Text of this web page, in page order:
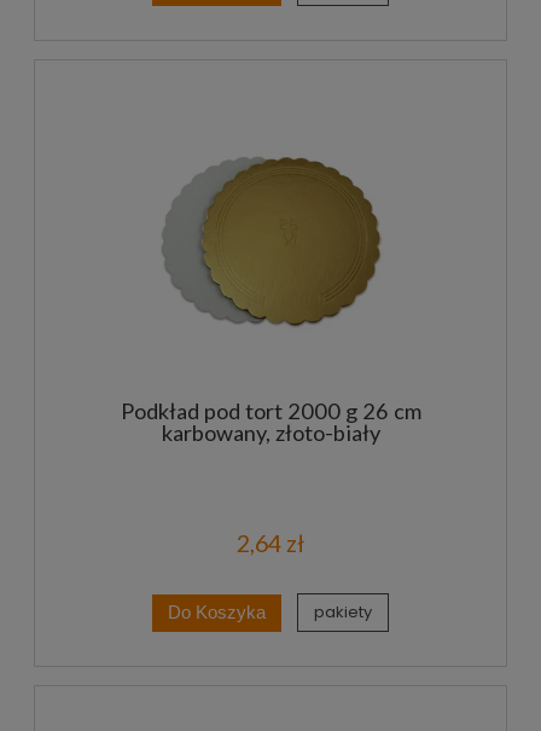
Podkład pod tort 2000 g 26 cm
karbowany, złoto-biały
2,64 zł
Do Koszyka pakiety